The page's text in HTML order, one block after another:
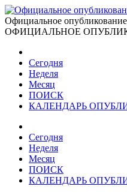
Официальное
ОФИЦИАЛЬНОЕ
Сегодня
Неделя
Месяц
ПОИСК
КАЛЕНДАРЬ
Сегодня
Неделя
Месяц
ПОИСК
КАЛЕНДАРЬ